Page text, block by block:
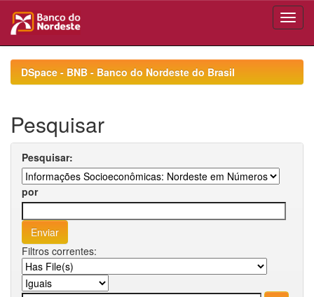
navigationDSpace - BNB - Banco do Nordeste do Brasil
Pesquisar
Pesquisar:
por
Filtros correntes: